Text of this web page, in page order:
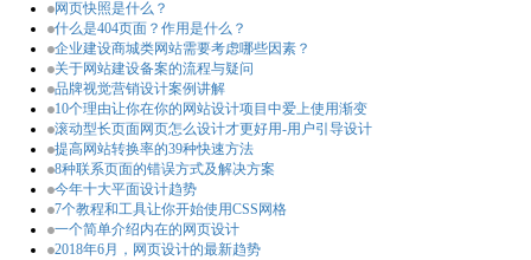
网页快照是什么？
什么是404页面？作用是什么？
企业建设商城类网站需要考虑哪些因素？
关于网站建设备案的流程与疑问
品牌视觉营销设计案例讲解
10个理由让你在你的网站设计项目中爱上使用渐变
滚动型长页面网页怎么设计才更好用-用户引导设计
提高网站转换率的39种快速方法
8种联系页面的错误方式及解决方案
今年十大平面设计趋势
7个教程和工具让你开始使用CSS网格
一个简单介绍内在的网页设计
2018年6月，网页设计的最新趋势